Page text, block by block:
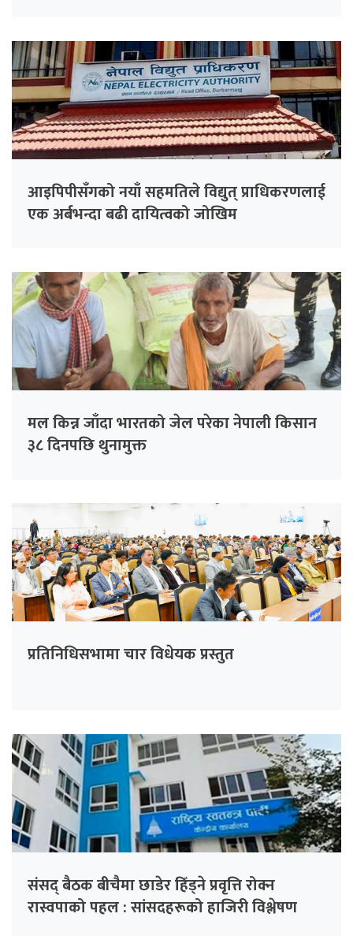
आइपिपीसँगको नयाँ सहमतिले विद्युत् प्राधिकरणलाई
एक अर्बभन्दा बढी दायित्वको जोखिम
मल किन्न जाँदा भारतको जेल परेका नेपाली किसान
३८ दिनपछि थुनामुक्त
प्रतिनिधिसभामा चार विधेयक प्रस्तुत
संसद् बैठक बीचैमा छाडेर हिँड्ने प्रवृत्ति रोक्न
रास्वपाको पहल : सांसदहरूको हाजिरी विश्लेषण